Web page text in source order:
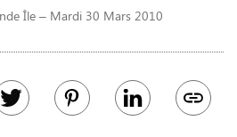
Île – Mardi 30 Mars 2010